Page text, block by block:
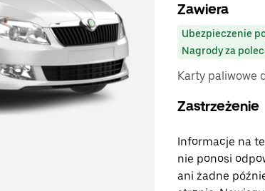
Zawiera
Ubezpieczenie
Nagrody za
Karty paliwowe
Zastrzeżenie
Informacje na
nie ponosi
ani żadne